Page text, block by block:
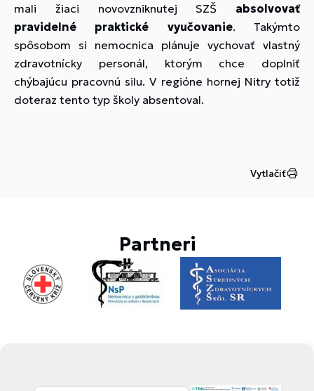
mali žiaci novovzniknutej SZŠ absolvovať
pravidelné praktické vyučovanie. Takýmto
spôsobom si nemocnica plánuje vychovať vlastný
zdravotnícky personál, ktorým chce doplniť
chýbajúcu pracovnú silu. V regióne hornej Nitry totiž
doteraz tento typ školy absentoval.
Vytlačiť
Partneri